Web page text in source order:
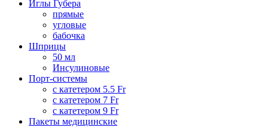
Иглы Губера
прямые
угловые
бабочка
Шприцы
50 мл
Инсулиновые
Порт-системы
с катетером 5.5 Fr
с катетером 7 Fr
с катетером 9 Fr
Пакеты медицинские